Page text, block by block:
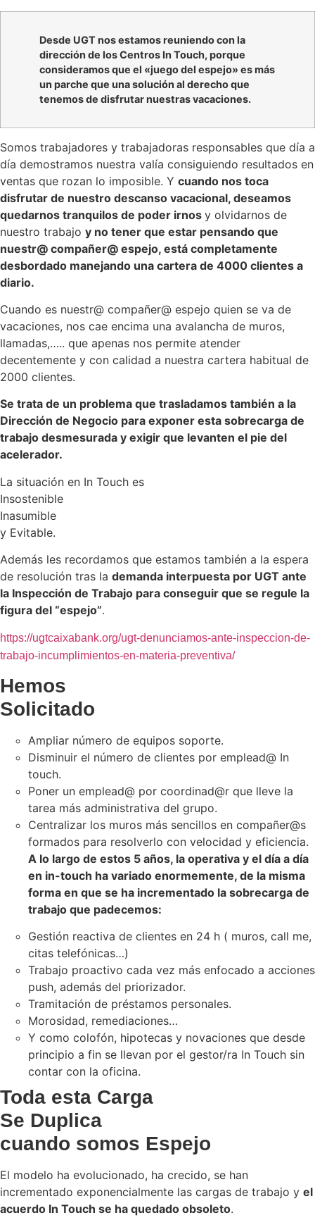
Desde UGT nos estamos reuniendo con la
dirección de los Centros In Touch, porque
consideramos que el «juego del espejo» es más
un parche que una solución al derecho que
tenemos de disfrutar nuestras vacaciones.
Somos trabajadores y trabajadoras responsables que día a
día demostramos nuestra valía consiguiendo resultados en
ventas que rozan lo imposible. Y cuando nos toca
disfrutar de nuestro descanso vacacional, deseamos
quedarnos tranquilos de poder irnos y olvidarnos de
nuestro trabajo y no tener que estar pensando que
nuestr@ compañer@ espejo, está completamente
desbordado manejando una cartera de 4000 clientes a
diario.
Cuando es nuestr@ compañer@ espejo quien se va de
vacaciones, nos cae encima una avalancha de muros,
llamadas,….. que apenas nos permite atender
decentemente y con calidad a nuestra cartera habitual de
2000 clientes.
Se trata de un problema que trasladamos también a la
Dirección de Negocio para exponer esta sobrecarga de
trabajo desmesurada y exigir que levanten el pie del
acelerador.
La situación en In Touch es
Insostenible
Inasumible
y Evitable.
Además les recordamos que estamos también a la espera
de resolución tras la demanda interpuesta por UGT ante
la Inspección de Trabajo para conseguir que se regule la
figura del “espejo”.
https://ugtcaixabank.org/ugt-denunciamos-ante-inspeccion-de-
trabajo-incumplimientos-en-materia-preventiva/
Hemos
Solicitado
Ampliar número de equipos soporte.
Disminuir el número de clientes por emplead@ In
touch.
Poner un emplead@ por coordinad@r que lleve la
tarea más administrativa del grupo.
Centralizar los muros más sencillos en compañer@s
formados para resolverlo con velocidad y eficiencia.
A lo largo de estos 5 años, la operativa y el día a día
en in-touch ha variado enormemente, de la misma
forma en que se ha incrementado la sobrecarga de
trabajo que padecemos:
Gestión reactiva de clientes en 24 h ( muros, call me,
citas telefónicas…)
Trabajo proactivo cada vez más enfocado a acciones
push, además del priorizador.
Tramitación de préstamos personales.
Morosidad, remediaciones…
Y como colofón, hipotecas y novaciones que desde
principio a fin se llevan por el gestor/ra In Touch sin
contar con la oficina.
Toda esta Carga
Se Duplica
cuando somos Espejo
El modelo ha evolucionado, ha crecido, se han
incrementado exponencialmente las cargas de trabajo y el
acuerdo In Touch se ha quedado obsoleto.